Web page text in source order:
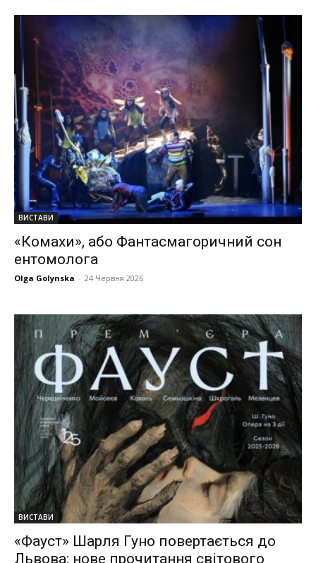
ВИСТАВИ
«Комахи», або Фантасмагоричний сон
ентомолога
Olga Golynska - 24 Червня 2026
ВИСТАВИ
«Фауст» Шарля Гуно повертається до
Львова: нове прочитання світового